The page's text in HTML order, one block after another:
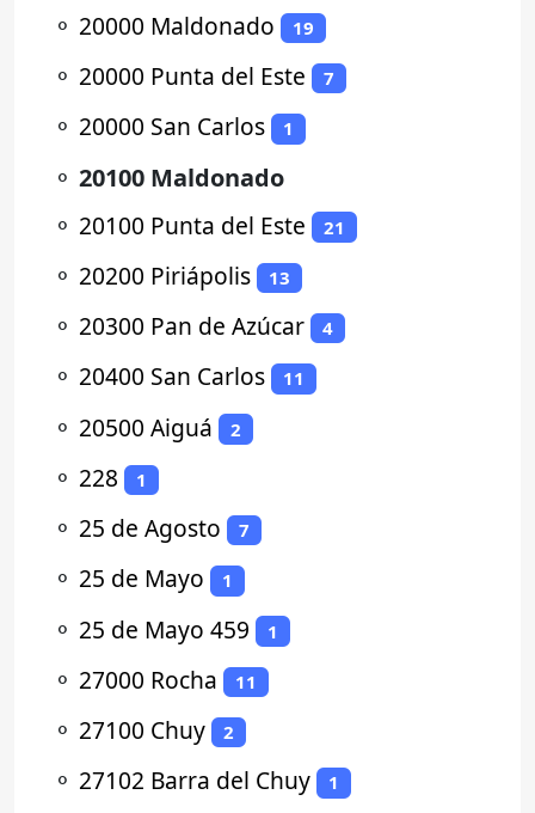
⚬ 20000 Maldonado 19
⚬ 20000 Punta del Este 7
⚬ 20000 San Carlos 1
⚬ 20100 Maldonado
⚬ 20100 Punta del Este 21
⚬ 20200 Piriápolis 13
⚬ 20300 Pan de Azúcar 4
⚬ 20400 San Carlos 11
⚬ 20500 Aiguá 2
⚬ 228 1
⚬ 25 de Agosto 7
⚬ 25 de Mayo 1
⚬ 25 de Mayo 459 1
⚬ 27000 Rocha 11
⚬ 27100 Chuy 2
⚬ 27102 Barra del Chuy 1